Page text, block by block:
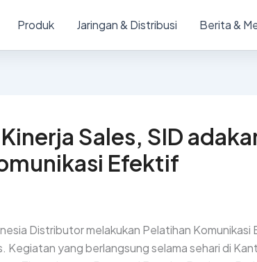
Produk Jaringan & Distribusi Berita &
Sales, SID
Efektif
Distributor melakukan Pelatihan
Kegiatan yang berlangsung selama sehari di